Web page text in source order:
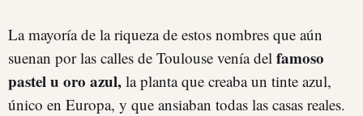
La mayoría de la riqueza de estos nombres que aún
suenan por las calles de Toulouse venía del famoso
pastel u oro azul, la planta que creaba un tinte azul,
único en Europa, y que ansiaban todas las casas reales.